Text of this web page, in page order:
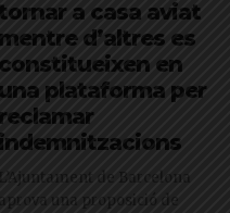
a casa aviat
mentre d’altres es
constitueixen en
una plataforma per
reclamar
indemnitzacions
L’Ajuntament de Barcelona
aprova una proposició de